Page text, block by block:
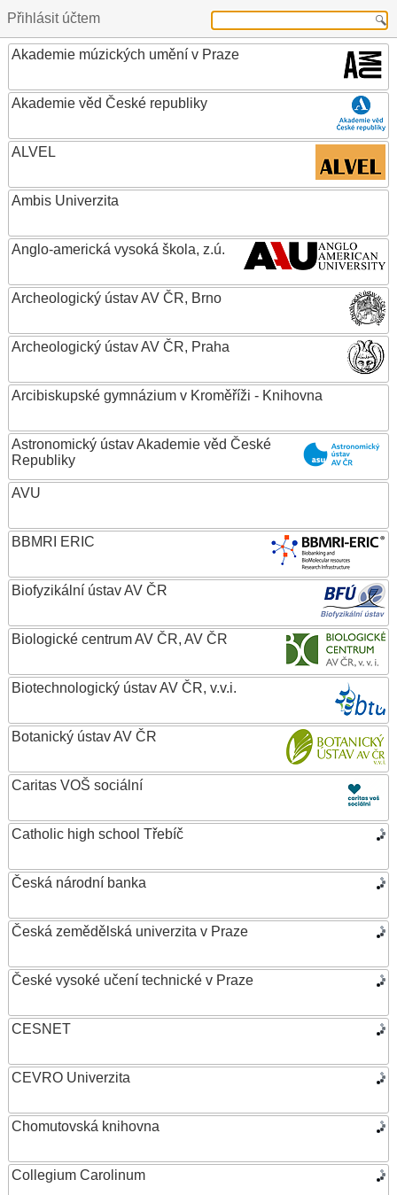
Přihlásit účtem
Akademie múzických umění v Praze
Akademie věd České republiky
ALVEL
Ambis Univerzita
Anglo-americká vysoká škola, z.ú.
Archeologický ústav AV ČR, Brno
Archeologický ústav AV ČR, Praha
Arcibiskupské gymnázium v Kroměříži - Knihovna
Astronomický ústav Akademie věd České
Republiky
AVU
BBMRI ERIC
Biofyzikální ústav AV ČR
Biologické centrum AV ČR, AV ČR
Biotechnologický ústav AV ČR, v.v.i.
Botanický ústav AV ČR
Caritas VOŠ sociální
Catholic high school Třebíč
Česká národní banka
Česká zemědělská univerzita v Praze
České vysoké učení technické v Praze
CESNET
CEVRO Univerzita
Chomutovská knihovna
Collegium Carolinum